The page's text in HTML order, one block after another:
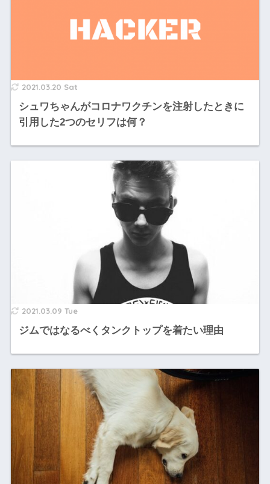
2021.03.20 Sat
シュワちゃんがコロナワクチンを注射したときに
引用した2つのセリフは何？
2021.03.09 Tue
ジムではなるべくタンクトップを着たい理由